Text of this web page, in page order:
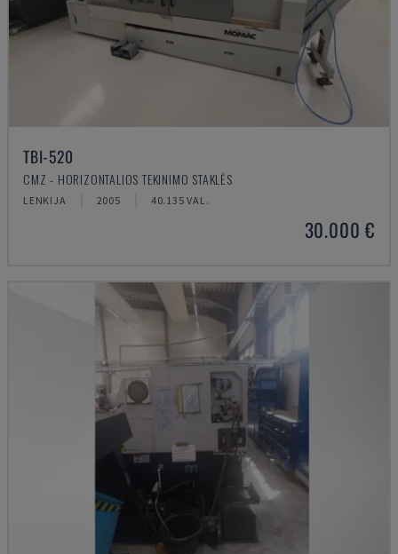
TBI-520
CMZ - HORIZONTALIOS TEKINIMO STAKLĖS
LENKIJA 2005 40.135 VAL.
30.000 €